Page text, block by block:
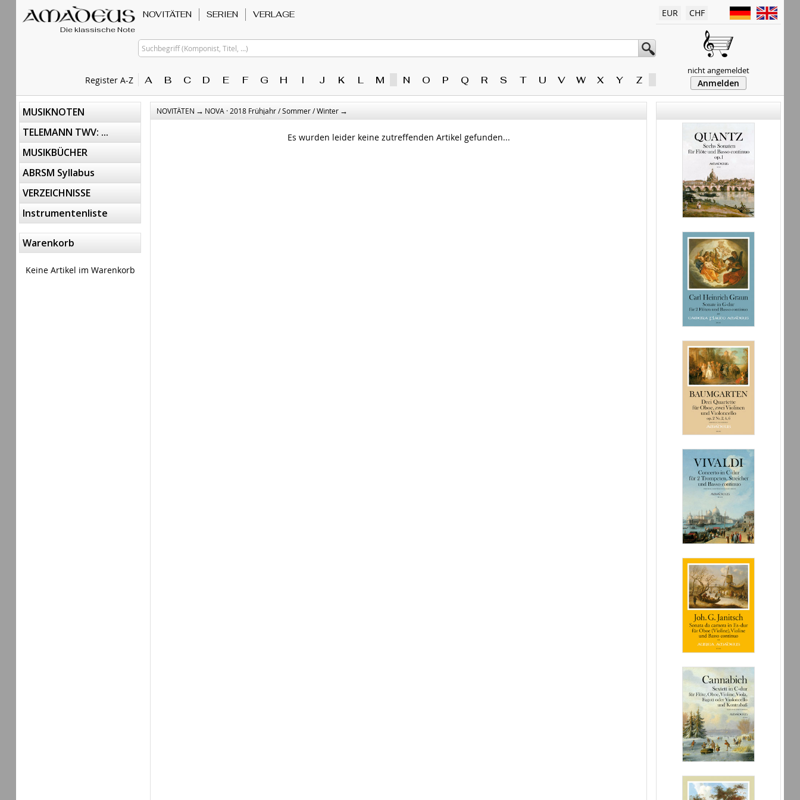
Die klassische Note
Register A-Z
NOVITÄTEN SERIEN VERLAGE
Suchbegriff (Komponist, Titel, ...)
A B C D E F G H I J K L M N O P Q R S T U V W X Y Z
EUR CHF
nicht angemeldet
Anmelden
MUSIKNOTEN
TELEMANN TWV: ...
MUSIKBÜCHER
ABRSM Syllabus
VERZEICHNISSE
Instrumentenliste
Warenkorb
Keine Artikel im Warenkorb
NOVITÄTEN → NOVA · 2018 Frühjahr / Sommer / Winter →
Es wurden leider keine zutreffenden Artikel gefunden...